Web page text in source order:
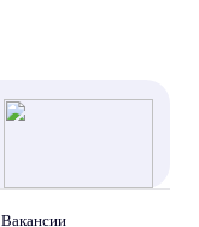
Вакансии